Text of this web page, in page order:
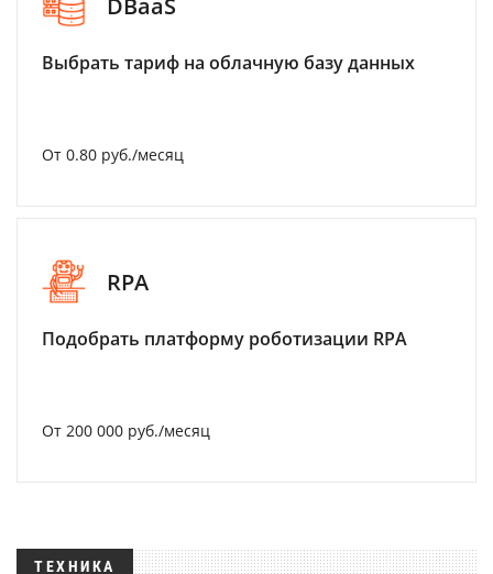
Выбрать тариф на облачную базу данных
От 0.80 руб./месяц
RPA
Подобрать платформу роботизации RPA
От 200 000 руб./месяц
ТЕХНИКА